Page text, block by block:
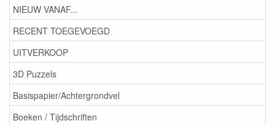
NIEUW VANAF...
RECENT TOEGEVOEGD
UITVERKOOP
3D Puzzels
Basispapier/Achtergrondvel
Boeken / Tijdschriften